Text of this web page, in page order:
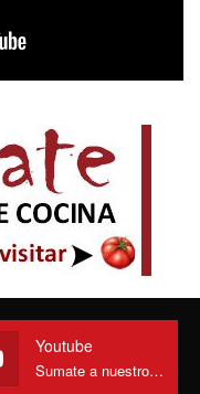
Youtube
Sumate a nuestro canal